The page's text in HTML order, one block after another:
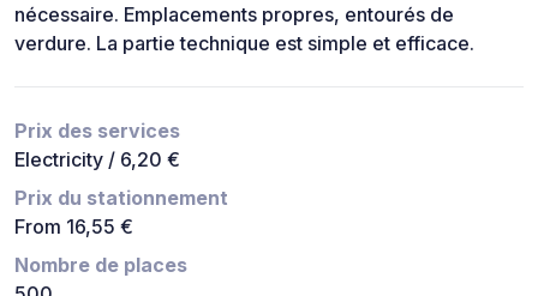
nécessaire. Emplacements propres, entourés de
verdure. La partie technique est simple et efficace.
Prix des services
Electricity / 6,20 €
Prix du stationnement
From 16,55 €
Nombre de places